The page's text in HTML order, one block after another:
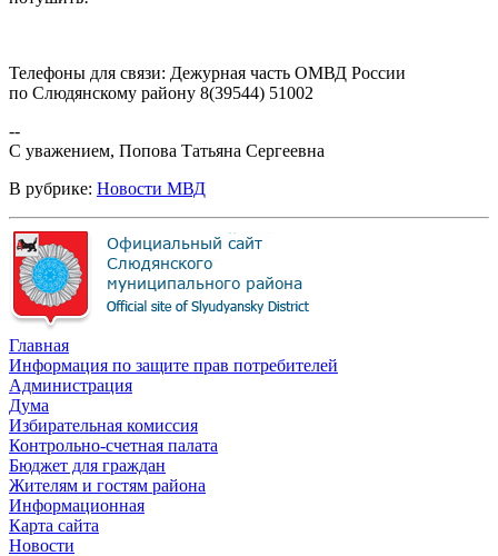
Телефоны для связи: Дежурная часть ОМВД России
по Слюдянскому району 8(39544) 51002
--
С уважением, Попова Татьяна Сергеевна
В рубрике: Новости МВД
Главная
Информация по защите прав потребителей
Администрация
Дума
Избирательная комиссия
Контрольно-счетная палата
Бюджет для граждан
Жителям и гостям района
Информационная
Карта сайта
Новости